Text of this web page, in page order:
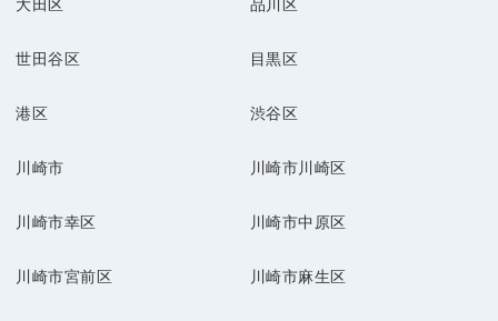
大田区 品川区
世田谷区 目黒区
港区 渋谷区
川崎市 川崎市川崎区
川崎市幸区 川崎市中原区
川崎市宮前区 川崎市麻生区